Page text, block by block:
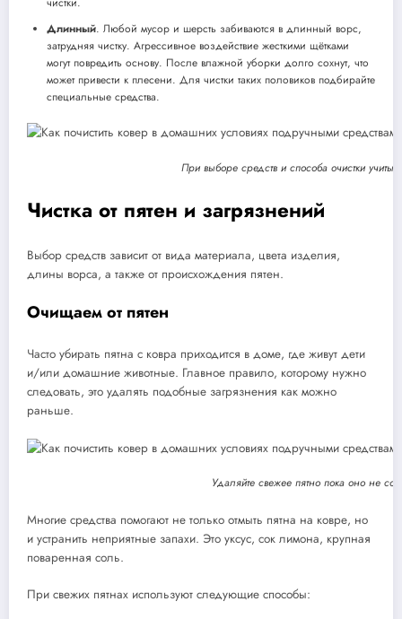
Длинный. Любой мусор и шерсть забиваются в длинный ворс,
затрудняя чистку. Агрессивное воздействие жесткими щётками
могут повредить основу. После влажной уборки долго сохнут, что
может привести к плесени. Для чистки таких половиков подбирайте
специальные средства.
При выборе средств и способа очистки
Чистка от пятен и загрязнений
Выбор средств зависит от вида материала, цвета изделия,
длины ворса, а также от происхождения пятен.
Очищаем от пятен
Часто убирать пятна с ковра приходится в доме, где живут дети
и/или домашние животные. Главное правило, которому нужно
следовать, это удалять подобные загрязнения как можно
раньше.
Удаляйте свежее пятно пока оно не
Многие средства помогают не только отмыть пятна на ковре, но
и устранить неприятные запахи. Это уксус, сок лимона, крупная
поваренная соль.
При свежих пятнах используют следующие способы: